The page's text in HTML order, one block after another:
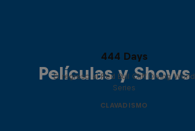
Películas y Shows
444 Days
El regreso al Red Bull Cliff Diving World
Series
CLAVADISMO